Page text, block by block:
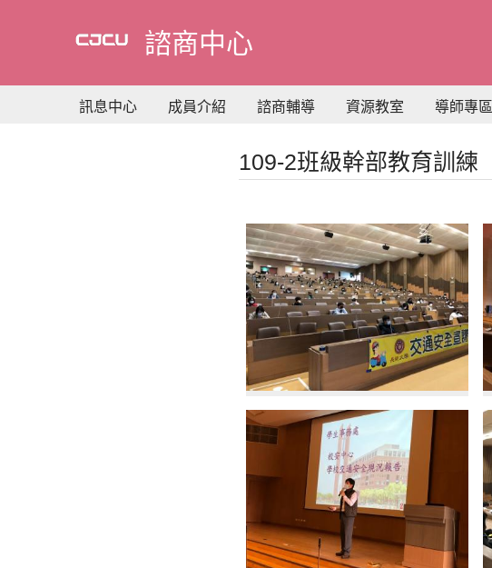
要
容
諮商中心
訊息中心 成員介紹 諮商輔導 資源教室 導師專區
109-2班級幹部教育訓練